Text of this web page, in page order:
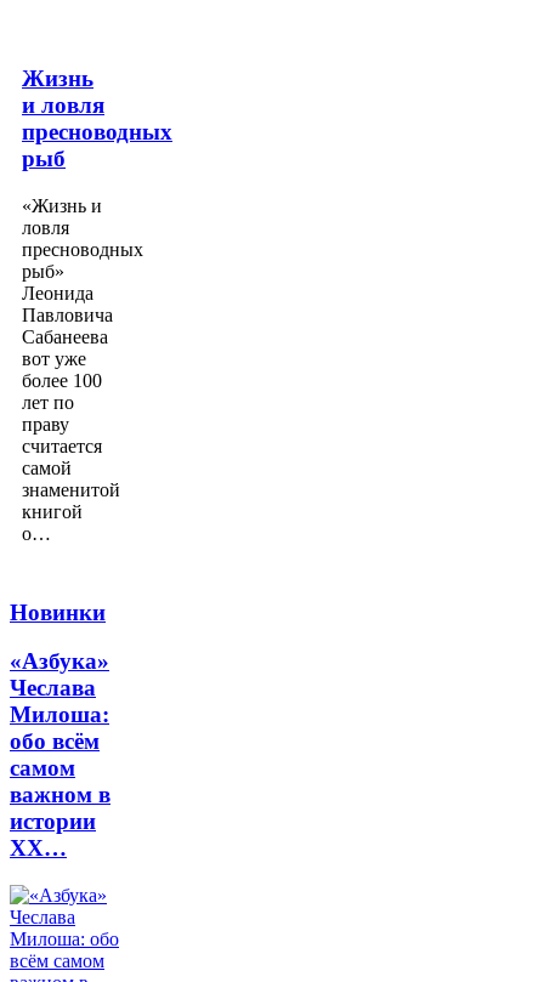
Жизнь
и ловля
пресноводных
рыб
«Жизнь и
ловля
пресноводных
рыб»
Леонида
Павловича
Сабанеева
вот уже
более 100
лет по
праву
считается
самой
знаменитой
книгой
о…
Новинки
«Азбука»
Чеслава
Милоша:
обо всём
самом
важном в
истории
ХХ…